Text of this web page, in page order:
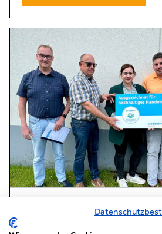
EcoZert-